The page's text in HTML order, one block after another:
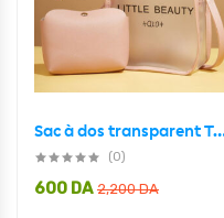
Sac à dos transparent Top avec pochette
(0)
2,200DA
600 DA